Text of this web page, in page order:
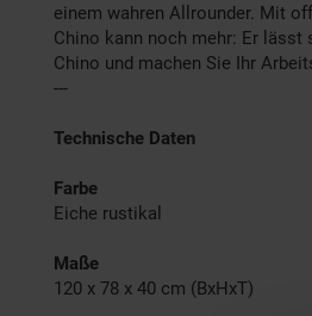
einem wahren Allrounder. Mit
Chino kann noch mehr: Er
Chino und machen Sie Ihr
---
Technische Daten
Farbe
Eiche rustikal
Maße
120 x 78 x 40 cm (BxHxT)